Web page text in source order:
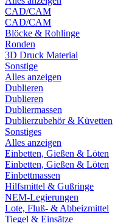
CAD/CAM
CAD/CAM
Blöcke & Rohlinge
Ronden
3D Druck Material
Sonstige
Alles anzeigen
Dublieren
Dublieren
Dubliermassen
Dublierzubehör & Küvetten
Sonstiges
Alles anzeigen
Einbetten, Gießen & Löten
Einbetten, Gießen & Löten
Einbettmassen
Hilfsmittel & Gußringe
NEM-Legierungen
Lote, Fluß- & Abbeizmittel
Tiegel & Einsätze